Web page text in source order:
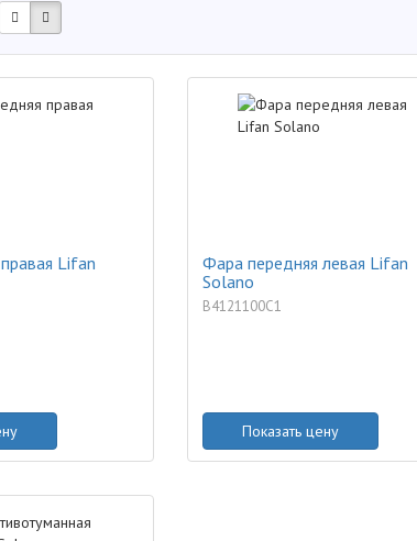
Lifan
Фара передняя левая Lifan
Solano
B4121100C1
Показать цену